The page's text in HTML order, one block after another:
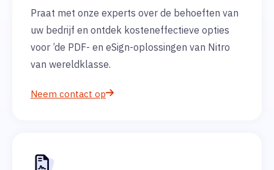
Praat met onze experts over de behoeften van
uw bedrijf en ontdek kosteneffectieve opties
voor ’de PDF- en eSign-oplossingen van Nitro
van wereldklasse.
Neem contact op